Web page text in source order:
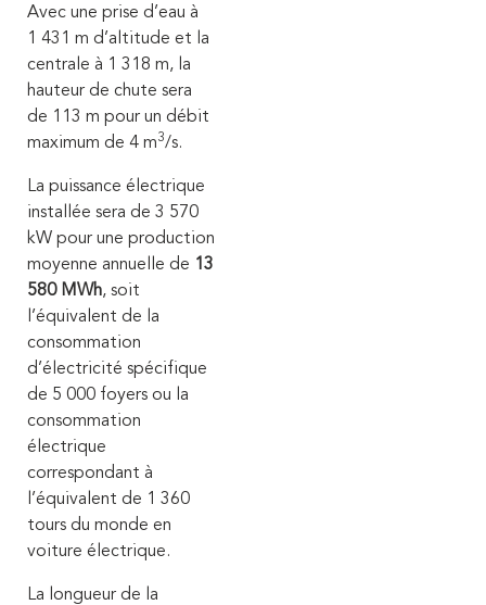
Avec une prise d’eau à
1 431 m d’altitude et la
centrale à 1 318 m, la
hauteur de chute sera
de 113 m pour un débit
maximum de 4 m3/s.
La puissance électrique
installée sera de 3 570
kW pour une production
moyenne annuelle de 13
580 MWh, soit
l’équivalent de la
consommation
d’électricité spécifique
de 5 000 foyers ou la
consommation
électrique
correspondant à
l’équivalent de 1 360
tours du monde en
voiture électrique.
La longueur de la